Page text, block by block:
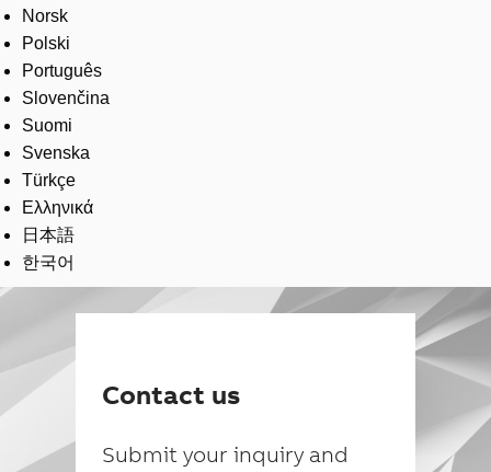
Norsk
Polski
Português
Slovenčina
Suomi
Svenska
Türkçe
Ελληνικά
日本語
한국어
Contact us
Submit your inquiry and